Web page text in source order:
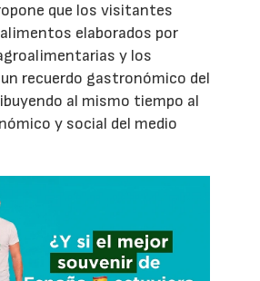
que los visitantes
elaborados por
y los
recuerdo gastronómico del
al mismo tiempo al
y social del medio